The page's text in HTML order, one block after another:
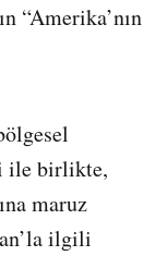
“Amerika’nın
ile birlikte,
maruz
ilgili